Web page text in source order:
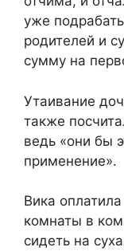
уже
родителей и
сумму на
Утаивание
также
ведь «они бы
применение».
Вика
комнаты в
сидеть на